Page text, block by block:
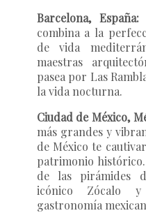
Barcelona, España:
combina a la
de vida
maestras
pasea por Las
la vida nocturna.
Ciudad de México,
más grandes y
de México te
patrimonio
de las pirámides
icónico Zócalo
gastronomía